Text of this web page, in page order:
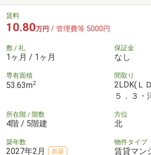
賃料
10.80万円 / 管理費等 5000円
敷 / 礼
1ヶ月 / 1ヶ月
保証金
なし
専有面積
53.63m2
間取り
2LDK(Ｌ
５．３・
所在階 / 階数
4階 / 5階建
方位
北
築年数
2027年2月 新築
物件タイプ
賃貸マン